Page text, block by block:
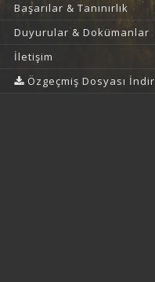
Başarılar & Tanınırlık
Duyurular & Dokümanlar
İletişim
Özgeçmiş Dosyası İndir